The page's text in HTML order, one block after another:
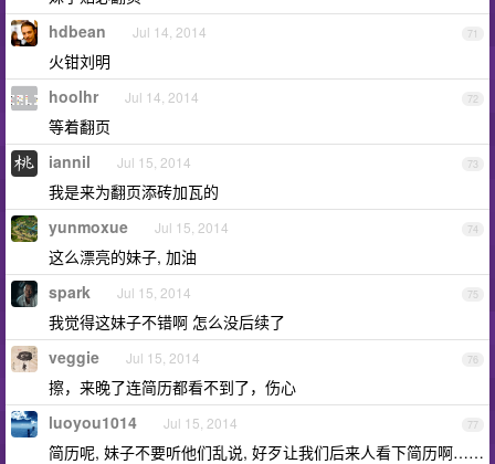
71
hdbean Jul 14, 2014
火钳刘明
72
hoolhr Jul 14, 2014
等着翻页
73
iannil Jul 15, 2014
我是来为翻页添砖加瓦的
74
yunmoxue Jul 15, 2014
这么漂亮的妹子, 加油
75
spark Jul 15, 2014
我觉得这妹子不错啊 怎么没后续了
76
veggie Jul 15, 2014
擦，来晚了连简历都看不到了，伤心
77
luoyou1014 Jul 15, 2014
简历呢, 妹子不要听他们乱说, 好歹让我们后来人看下简历啊……